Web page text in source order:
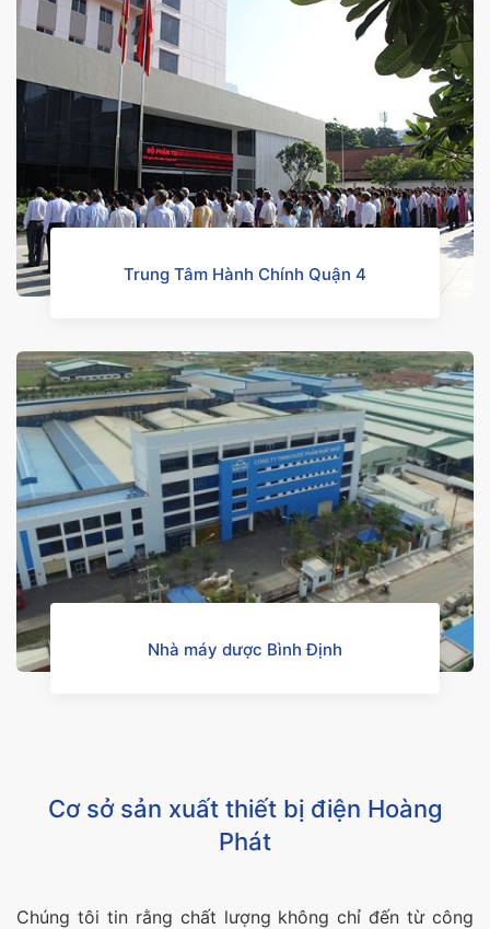
Trung Tâm Hành Chính Quận 4
Nhà máy dược Bình Định
Cơ sở sản xuất thiết bị điện Hoàng
Phát
Chúng tôi tin rằng chất lượng không chỉ đến từ công